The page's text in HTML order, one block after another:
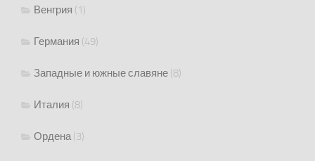
Венгрия (1)
Германия (49)
Западные и южные славяне (8)
Италия (8)
Ордена(3)